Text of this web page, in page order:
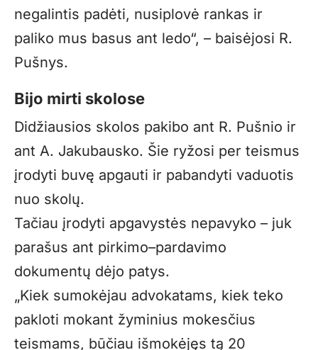
negalintis padėti, nusiplovė rankas ir
paliko mus basus ant ledo“, – baisėjosi R.
Pušnys.
Bijo mirti skolose
Didžiausios skolos pakibo ant R. Pušnio ir
ant A. Jakubausko. Šie ryžosi per teismus
įrodyti buvę apgauti ir pabandyti vaduotis
nuo skolų.
Tačiau įrodyti apgavystės nepavyko – juk
parašus ant pirkimo–pardavimo
dokumentų dėjo patys.
„Kiek sumokėjau advokatams, kiek teko
pakloti mokant žyminius mokesčius
teismams, būčiau išmokėjęs tą 20